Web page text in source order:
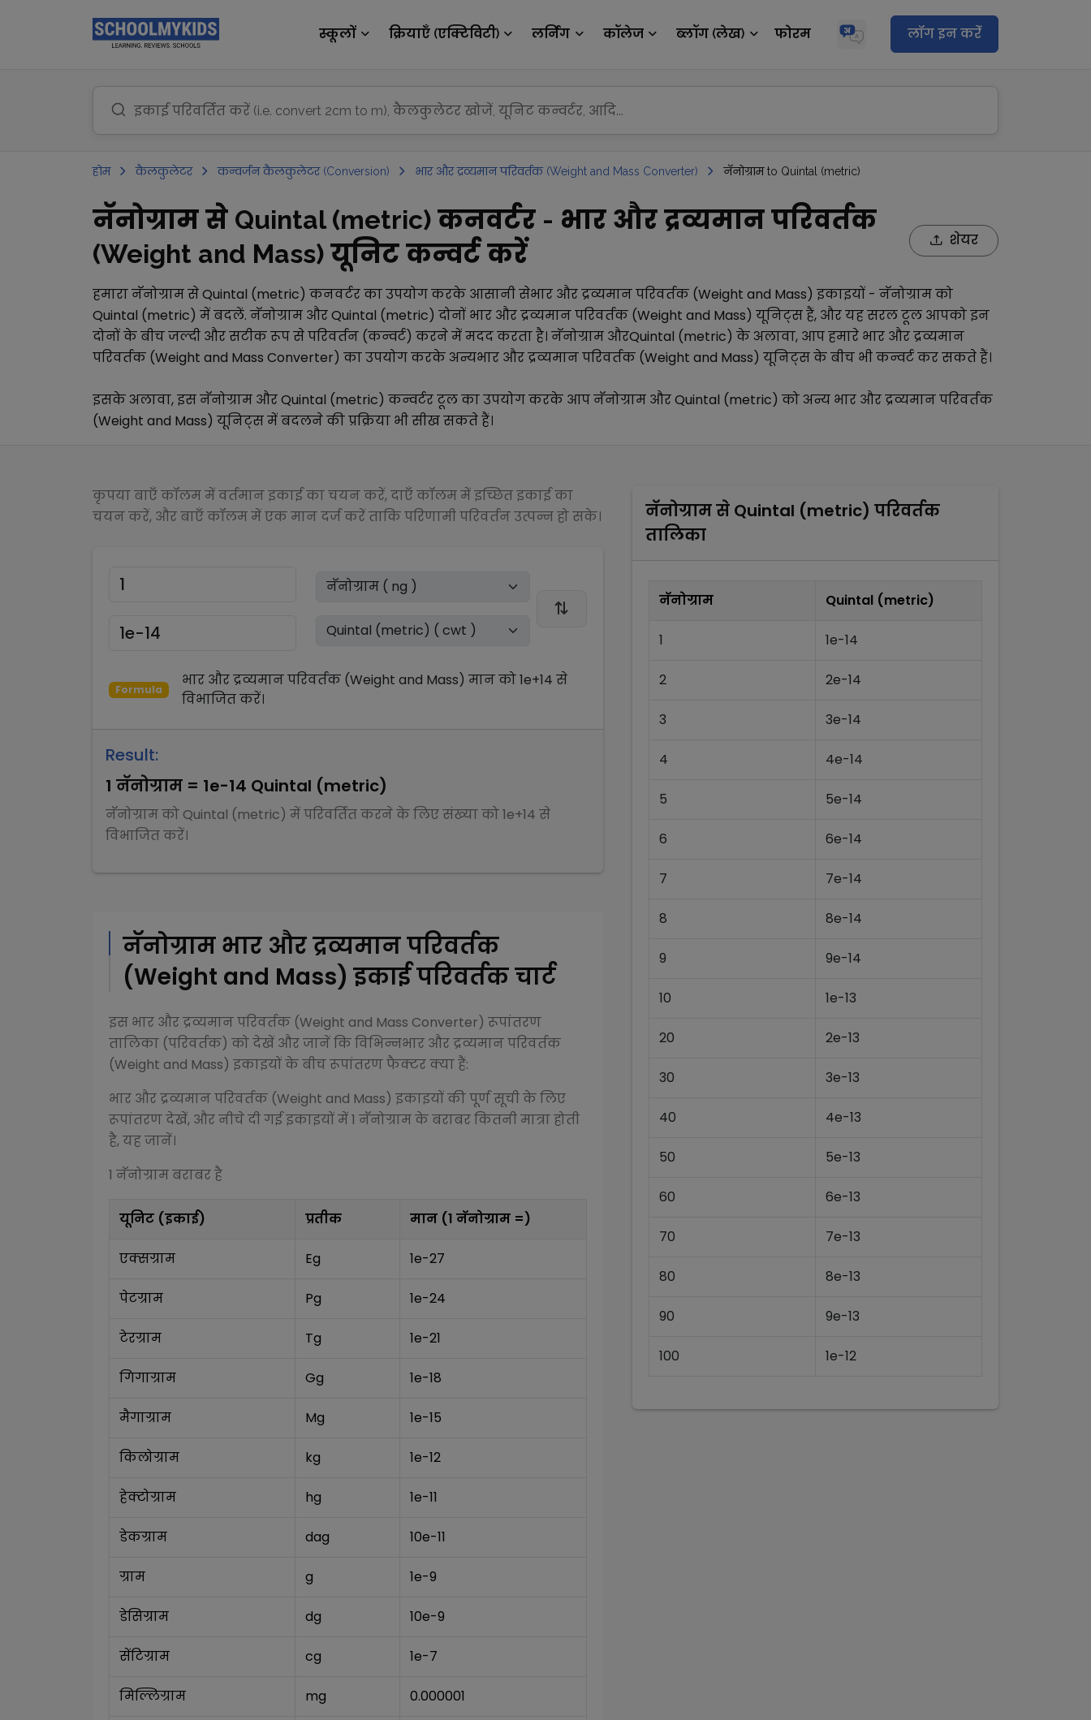
स्कूलों क्रियाएँ (एक्टिविटी) लर्निंग कॉलेज ब्लॉग (लेख) फोरम लॉग इन करेंं
होम कैलकुलेटर कन्वर्जन कैलकुलेटर (Conversion) भार और द्रव्यमान परिवर्तक (Weight and Mass Converter) नॅनोग्राम to Quintal (metric)
नॅनोग्राम से Quintal (metric) कनवर्टर - भार और द्रव्यमान परिवर्तक
(Weight and Mass) यूनिट कन्वर्ट करें
शेयर
हमारानॅनोग्रामसेQuintal (metric) कनवर्टर का उपयोग करके आसानी सेभार और द्रव्यमान परिवर्तक (Weight and Mass) इकाइयों - नॅनोग्रामको
Quintal (metric) में बदलें. नॅनोग्राम औरQuintal (metric) दोनों भार और द्रव्यमान परिवर्तक (Weight and Mass) यूनिट्स हैं, और यह सरल टूल आपको इन
दोनों के बीच जल्दी और सटीक रूप से परिवर्तन (कन्वर्ट) करने में मदद करता है। नॅनोग्राम औरQuintal (metric) के अलावा, आप हमारे भार और द्रव्यमान
परिवर्तक (Weight and Mass Converter) का उपयोग करके अन्यभार और द्रव्यमान परिवर्तक (Weight and Mass) यूनिट्स के बीच भी कन्वर्ट कर सकते हैं।
इसके अलावा, इसनॅनोग्राम औरQuintal (metric) कन्वर्टर टूल का उपयोग करके आपनॅनोग्राम औरQuintal (metric) को अन्य भार और द्रव्यमान परिवर्तक
(Weight and Mass) यूनिट्स में बदलने की प्रक्रिया भी सीख सकते हैं।
कृपया बाएँ कॉलम में वर्तमान इकाई का चयन करें, दाएँ कॉलम में इच्छित इकाई का
चयन करें, और बाएँ कॉलम में एक मान दर्ज करें ताकि परिणामी परिवर्तन उत्पन्न हो सके।
Formula
भार और द्रव्यमान परिवर्तक (Weight and Mass) मान को1e+14 से
विभाजितकरें।
Result:
1 नॅनोग्राम = 1e-14 Quintal (metric)
नॅनोग्रामको Quintal (metric) में परिवर्तित करने के लिए संख्या को1e+14 से
विभाजितकरें।
नॅनोग्राम भार और द्रव्यमान परिवर्तक
(Weight and Mass) इकाई परिवर्तक चार्ट
इस भार और द्रव्यमान परिवर्तक (Weight and Mass Converter) रूपांतरण
तालिका (परिवर्तक) को देखें और जानें कि विभिन्नभार और द्रव्यमान परिवर्तक
(Weight and Mass) इकाइयों के बीच रूपांतरण फैक्टर क्या हैं:
भार और द्रव्यमान परिवर्तक (Weight and Mass) इकाइयों की पूर्ण सूची के लिए
रूपांतरण देखें, और नीचे दी गई इकाइयों में 1 नॅनोग्रामके बराबर कितनी मात्रा होती
है, यह जानें।
1 नॅनोग्रामबराबर है
यूनिट (इकाई) प्रतीक मान (1 नॅनोग्राम =)
एक्सग्राम Eg 1e-27
पेटग्राम Pg 1e-24
टेरग्राम Tg 1e-21
गिगाग्राम Gg 1e-18
मैगाग्राम Mg 1e-15
किलोग्राम kg 1e-12
हेक्टोग्राम hg 1e-11
डेकग्राम dag 10e-11
ग्राम g 1e-9
डेसिग्राम dg 10e-9
सेंटिग्राम cg 1e-7
मिल्लिग्राम mg 0.000001
नॅनोग्रामसे Quintal (metric) परिवर्तक
तालिका
नॅनोग्राम Quintal (metric)
1 1e-14
2 2e-14
3 3e-14
4 4e-14
5 5e-14
6 6e-14
7 7e-14
8 8e-14
9 9e-14
10 1e-13
20 2e-13
30 3e-13
40 4e-13
50 5e-13
60 6e-13
70 7e-13
80 8e-13
90 9e-13
100 1e-12